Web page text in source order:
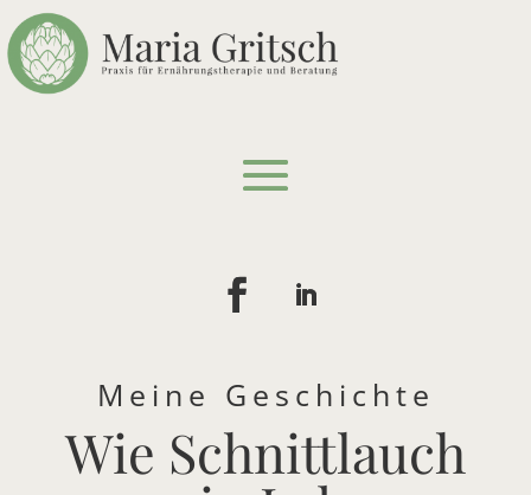
Meine Geschichte
Wie Schnittlauch